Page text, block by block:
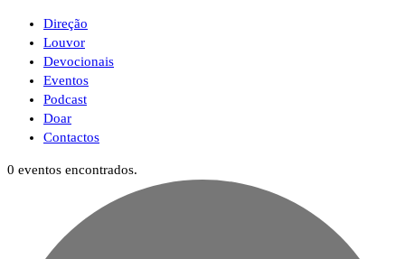
Direção
Louvor
Devocionais
Eventos
Podcast
Doar
Contactos
0 eventos encontrados.